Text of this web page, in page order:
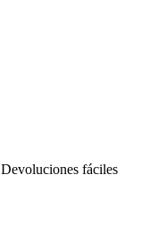
Devoluciones fáciles